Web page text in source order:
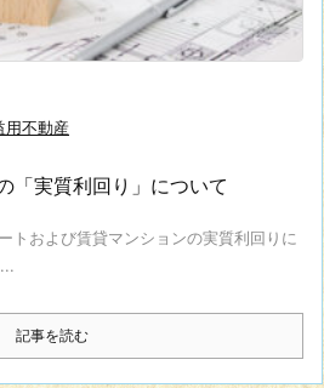
用不動産
「実質利回り」について
トおよび賃貸マンションの実質利回りに
記事を読む